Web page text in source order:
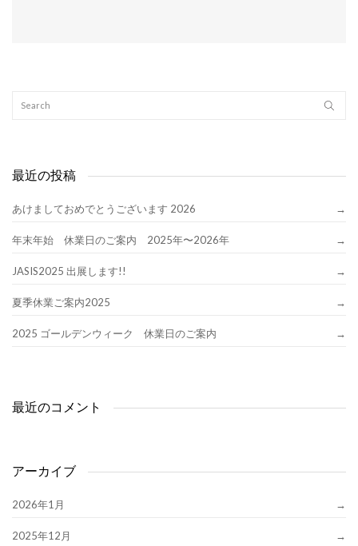
最近の投稿
あけましておめでとうございます 2026
年末年始 休業日のご案内 2025年〜2026年
JASIS2025 出展します!!
夏季休業ご案内2025
2025 ゴールデンウィーク 休業日のご案内
最近のコメント
アーカイブ
2026年1月
2025年12月